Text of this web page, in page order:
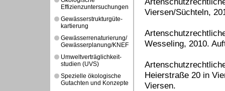
Effizienzuntersuchungen
Gewässerstrukturgüte-
kartierung
Gewässerrenaturierung/
Gewässerplanung/KNEF
Umweltverträglichkeit-
studien (UVS)
Spezielle ökologische
Gutachten und Konzepte
Viersen/Süchteln,
Wesseling, 2010.
Heierstraße 20 in
Viersen.